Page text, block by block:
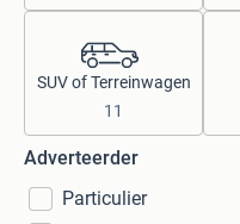
SUV of Terreinwagen
11
Adverteerder
Particulier